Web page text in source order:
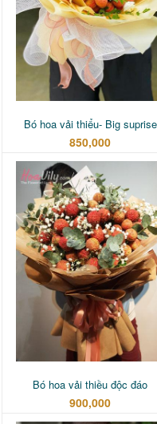
Bó hoa vải thiểu- Big suprise
850,000
Bó hoa vải thiều độc đáo
900,000